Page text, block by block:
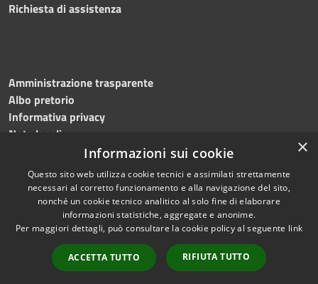
Richiesta di assistenza
Amministrazione trasparente
Albo pretorio
Informativa privacy
Note legali
Dichiarazione di accessibilità
Accessibilità
Copyright © 2026 • Comune di
Martinengo • Powered by
Municipium•
Accesso
redazione
×
Informazioni sui cookie
Questo sito web utilizza cookie tecnici e assimilati strettamente
necessari al corretto funzionamento e alla navigazione del sito,
nonché un cookie tecnico analitico al solo fine di elaborare
informazioni statistiche, aggregate e anonime.
Per maggiori dettagli, può consultare la cookie policy al seguente link
ACCETTA TUTTO RIFIUTA TUTTO